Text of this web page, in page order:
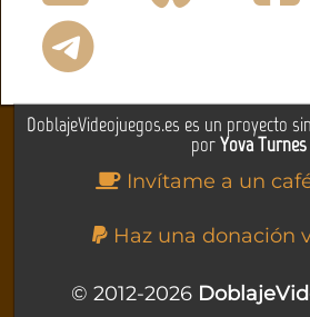
DoblajeVideojuegos.es es un proyecto
porYova Turnes
Invítame a un
Haz una donación
© 2012-2026